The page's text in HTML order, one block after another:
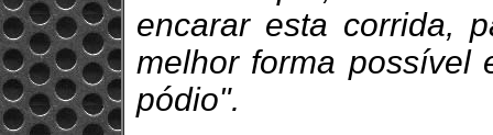
encarar esta corrida,
melhor forma possível
pódio".